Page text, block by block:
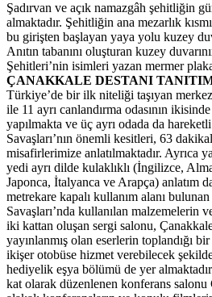
Şadırvan ve açık namazgâh şehitliğin
almaktadır. Şehitliğin ana mezarlık
bu girişten başlayan yaya yolu kuzey
Anıtın tabanını oluşturan kuzey
Şehitleri’nin isimleri yazan mermer
ÇANAKKALE DESTANI
Türkiye’de bir ilk niteliği taşıyan
ile 11 ayrı canlandırma odasının
yapılmakta ve üç ayrı odada da
Savaşları’nın önemli kesitleri, 63
misafirlerimize anlatılmaktadır. Ayrıca
yedi ayrı dilde kulaklıklı (İngilizce,
Japonca, İtalyanca ve Arapça) anlatım
metrekare kapalı kullanım alanı
Savaşları’nda kullanılan malzemelerin
iki kattan oluşan sergi salonu,
yayınlanmış olan eserlerin toplandığı
ikişer otobüse hizmet verebilecek
hediyelik eşya bölümü de yer
kat olarak düzenlenen konferans salonu